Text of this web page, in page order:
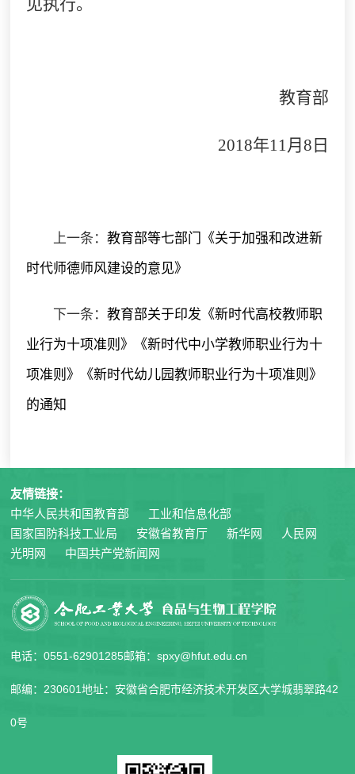
见执行。
教育部
2018年11月 8 日
上一条：教育部等七部门《关于加强和改进新
时代师德师风建设的意见》
下一条：教育部关于印发《新时代高校教师职
业行为十项准则》《新时代中小学教师职业行为十
项准则》《新时代幼儿园教师职业行为十项准则》
的通知
友情链接：
中华人民共和国教育部
工业和信息化部
国家国防科技工业局
安徽省教育厅 新华网
人民网
光明网
中国共产党新闻网
电话：0551-62901285邮箱：spxy@hfut.edu.cn
邮编：230601地址：安徽省合肥市经济技术开发区大学城翡翠路42
0号